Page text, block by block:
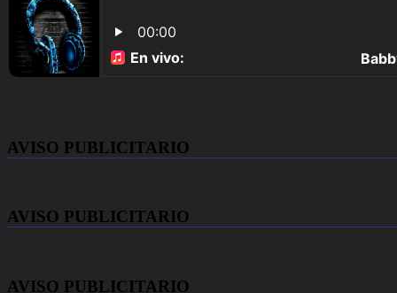
AVISO PUBLICITARIO
AVISO PUBLICITARIO
AVISO PUBLICITARIO